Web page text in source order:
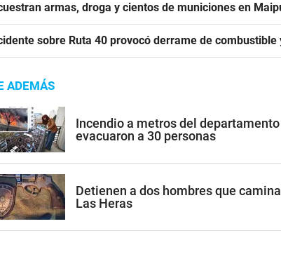
armas, droga y cientos de municiones en
sobre Ruta 40 provocó derrame de combustible
ADEMÁS
Incendio a metros del
evacuaron a 30 personas
Detienen a dos hombres que
Las Heras